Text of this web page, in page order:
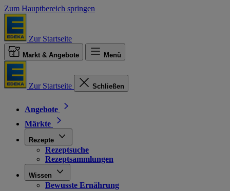
Zum Hauptbereich springen
Zur Startseite
Markt & Angebote Menü
Zur Startseite Schließen
Angebote
Märkte
Rezepte
Rezeptsuche
Rezeptsammlungen
Wissen
Bewusste Ernährung